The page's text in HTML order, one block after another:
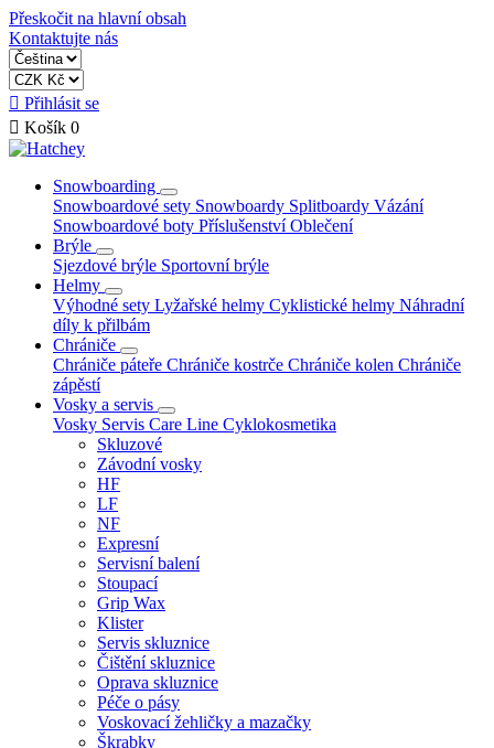
Přeskočit na hlavní obsah
Kontaktujte nás
 Přihlásit se
 Košík 0
Snowboarding
Snowboardové sety Snowboardy Splitboardy Vázání
Snowboardové boty PříslušenstvíOblečení
Brýle
Sjezdové brýle Sportovní brýle
Helmy
Výhodné sety Lyžařské helmy Cyklistické helmy Náhradní
díly k přilbám
Chrániče
Chrániče páteře Chrániče kostrče Chrániče kolen Chrániče
zápěstí
Vosky a servis
Vosky Servis Care Line Cyklokosmetika
Skluzové
Závodní vosky
HF
LF
NF
Expresní
Servisní balení
Stoupací
Grip Wax
Klister
Servis skluznice
Čištění skluznice
Oprava skluznice
Péče o pásy
Voskovací žehličky a mazačky
Škrabky